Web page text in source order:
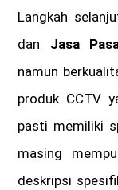
Langkah
dan Jasa
namun
produk CCTV
pasti memiliki
masing
deskripsi